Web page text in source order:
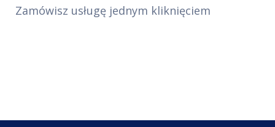
Zamówisz usługę jednym kliknięciem